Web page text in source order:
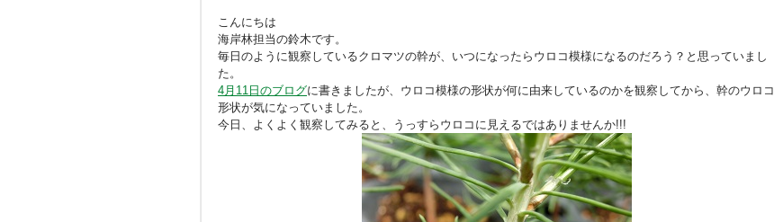
こんにちは
海岸林担当の鈴木です。
毎日のように観察しているクロマツの幹が、いつになったらウロコ模様になるのだろう？と思っていまし
た。
4月11日のブログに書きましたが、ウロコ模様の形状が何に由来しているのかを観察してから、幹のウロコ
形状が気になっていました。
今日、よくよく観察してみると、うっすらウロコに見えるではありませんか!!!